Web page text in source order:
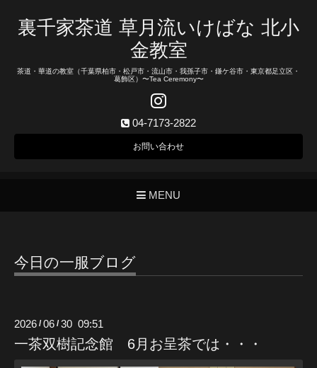
裏千家茶道 草月流いけばな 北小
金教室
茶道・華道の教室（千葉県柏市・松戸市・流山市・我孫子市・鎌ケ谷市・東京都足立区・
葛飾区）〜Tea Ceremony〜
04-7173-2822
お問い合わせ
MENU
今日の一服ブログ
2026 /06 /30 09:51
一茶双樹記念館 6月お呈茶では・・・